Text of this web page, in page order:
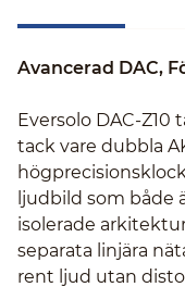
Avancerad DAC,
Eversolo DAC-
tack vare dubbla
ljudbild som både
isolerade
separata linjära
rent ljud utan